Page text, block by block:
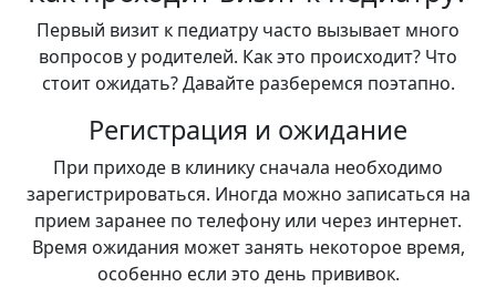
Первый визит к педиатру часто вызывает много
вопросов у родителей. Как это происходит? Что
стоит ожидать? Давайте разберемся поэтапно.
Регистрация и ожидание
При приходе в клинику сначала необходимо
зарегистрироваться. Иногда можно записаться на
прием заранее по телефону или через интернет.
Время ожидания может занять некоторое время,
особенно если это день прививок.